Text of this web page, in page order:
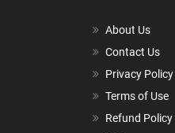
About Us
Contact Us
Privacy Policy
Terms of Use
Refund Policy